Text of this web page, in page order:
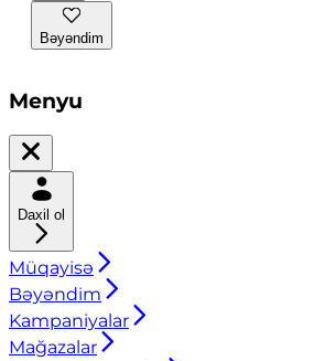
Bəyəndim
Menyu
Daxil ol
Müqayisə
Bəyəndim
Kampaniyalar
Mağazalar